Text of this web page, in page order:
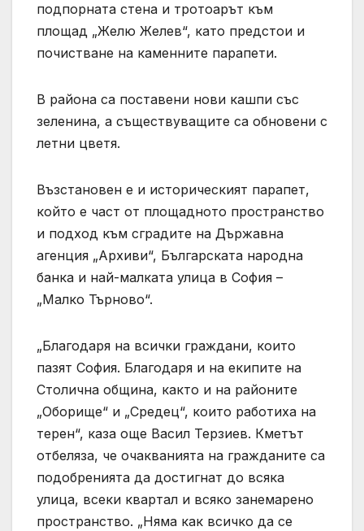
подпорната стена и тротоарът към
площад „Желю Желев“, като предстои и
почистване на каменните парапети.
В района са поставени нови кашпи със
зеленина, а съществуващите са обновени с
летни цветя.
Възстановен е и историческият парапет,
който е част от площадното пространство
и подход към сградите на Държавна
агенция „Архиви“, Българската народна
банка и най-малката улица в София –
„Малко Търново“.
„Благодаря на всички граждани, които
пазят София. Благодаря и на екипите на
Столична община, както и на районите
„Оборище“ и „Средец“, които работиха на
терен“, каза още Васил Терзиев. Кметът
отбеляза, че очакванията на гражданите са
подобренията да достигнат до всяка
улица, всеки квартал и всяко занемарено
пространство. „Няма как всичко да се